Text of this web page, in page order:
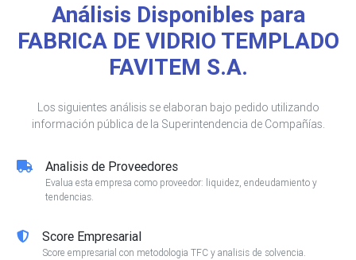
Análisis Disponibles para
FABRICA DE VIDRIO TEMPLADO
FAVITEM S.A.
Los siguientes análisis se elaboran bajo pedido utilizando
información pública de la Superintendencia de Compañías.
Analisis de Proveedores
Evalua esta empresa como proveedor: liquidez, endeudamiento y
tendencias.
Score Empresarial
Score empresarial con metodologia TFC y analisis de solvencia.